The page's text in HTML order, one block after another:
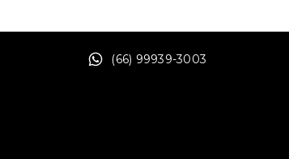
(66) 99939-3003